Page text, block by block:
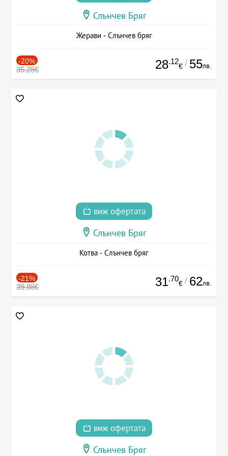
Слънчев Бряг
Жерави - Слънчев бряг
-20%
35.28€ 28.12
€ / 55лв.
виж офертата
Слънчев Бряг
Котва - Слънчев бряг
-21%
39.88€ 31.70
€ / 62лв.
виж офертата
Слънчев Бряг